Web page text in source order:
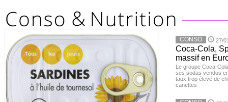
CONSO 27/
Coca-Cola,
massif en
Le groupe Coca-
ses sodas vendus
taux trop élevé de
canettes